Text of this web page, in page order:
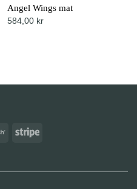
Just nu 3% rabatt
Angel Wings mat
584,00 kr
Swish
Stripe